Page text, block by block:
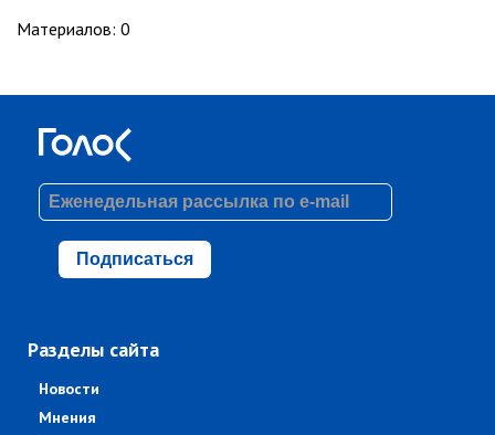
Материалов: 0
Подписаться
Разделы сайта
Новости
Мнения